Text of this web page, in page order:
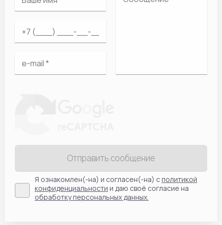
Отправить сообщение
Я ознакомлен(-на) и согласен(-на) сполитикой
конфиденциальности и даю своё согласие на
обработку персональных данных.